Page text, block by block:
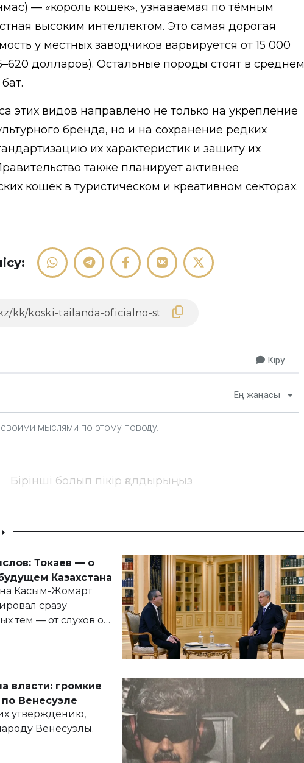
— «король кошек», узнаваемая по тёмным
высоким интеллектом. Это самая дорогая
у местных заводчиков варьируется от 15 000
долларов). Остальные породы стоят в среднем
этих видов направлено не только на укрепление
бренда, но и на сохранение редких
их характеристик и защиту их
также планирует активнее
кошек в туристическом и креативном секторах.
Кіру
Ең жаңасы
Бірінші болып пікір қалдырыңыз
Токаев — о
Казахстана
Касым-Жомарт
сразу
тем — от слухов о
здоровья.
власти: громкие
Венесуэле
утверждению,
Венесуэлы.